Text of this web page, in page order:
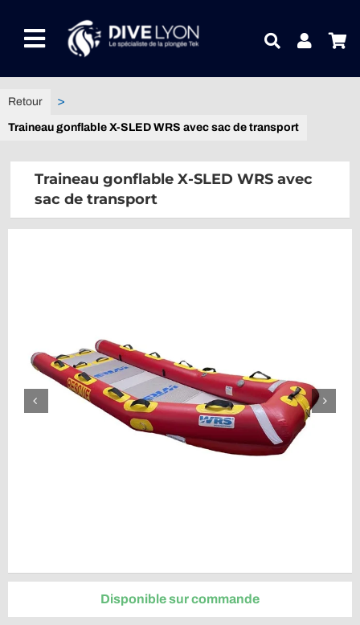
contenuToggle
Navigation
NOTRE UNIVERS PRODUITS
CONTACTEZ-NOUS
Traineau gonflable X-SLED WRS avec sac de transport
Traineau gonflable X-SLED WRS avec
sac de transport
Disponible sur commande